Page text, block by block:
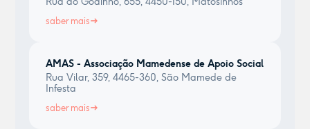
saber mais
AMAS - Associação Mamedense de Apoio Social
Rua Vilar, 359, 4465-360, São Mamede de
Infesta
saber mais